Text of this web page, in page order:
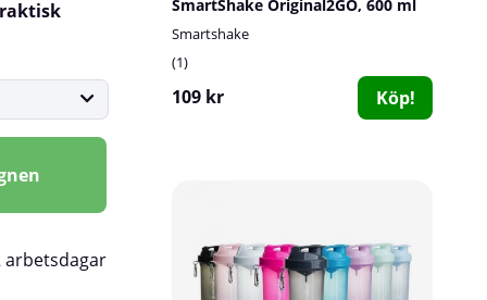
arbetsdagar
SmartShake Original2GO, 600 ml
Smartshake
1
109 kr Köp!